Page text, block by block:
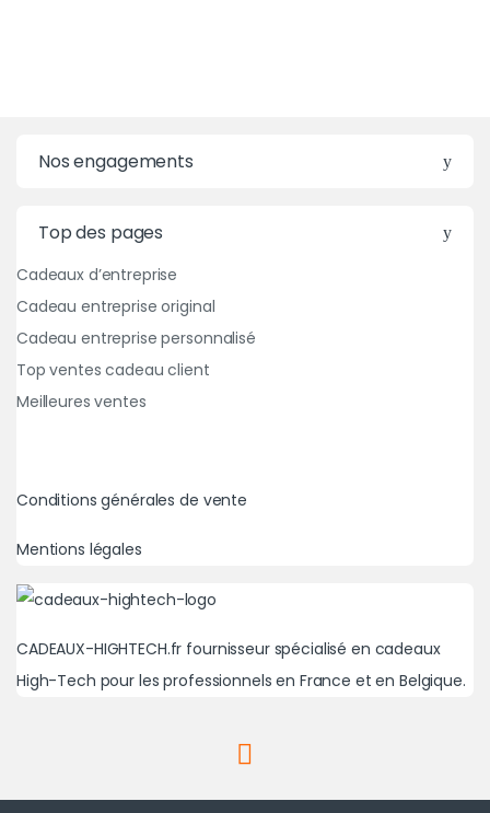
Nos engagements
Top des pages
Cadeaux d’entreprise
Cadeau entreprise original
Cadeau entreprise personnalisé
Top ventes cadeau client
Meilleures ventes
Conditions générales de vente
Mentions légales
CADEAUX-HIGHTECH.fr fournisseur spécialisé en cadeaux
High-Tech pour les professionnels en France et en Belgique.